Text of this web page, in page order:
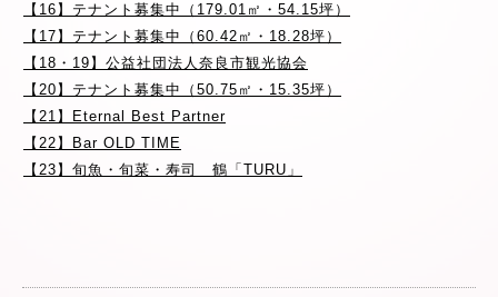
【16】テナント募集中
（179.01㎡・54.15坪）
【17】テナント募集中（60.42㎡・18.28坪）
【18 ・ 19】公益社団法人奈良市観光協会
【20】テナント募集中（50.75㎡・15.35坪）
【21】Eternal Best Partner
【22】Bar OLD TIME
【23】旬魚・旬菜・寿司 鶴「TURU」